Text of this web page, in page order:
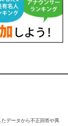
データから不正回答や異